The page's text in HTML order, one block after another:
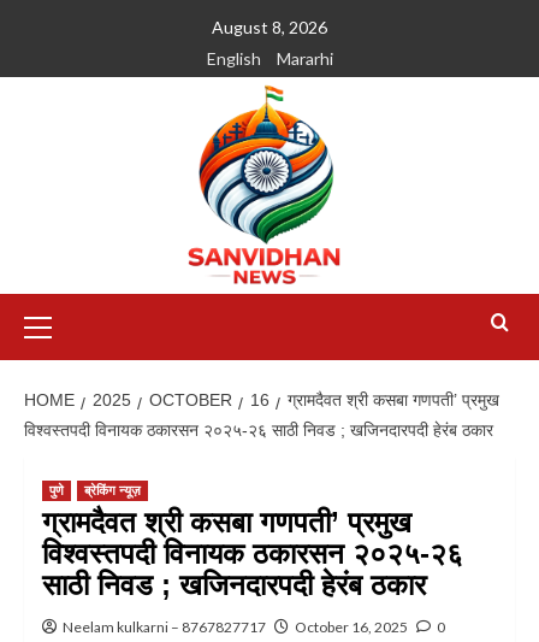
August 8, 2026
English
Mararhi
HOME 2025 OCTOBER 16
ग्रामदैवत श्री कसबा गणपती’ प्रमुख
विश्वस्तपदी विनायक ठकारसन २०२५-२६ साठी निवड ; खजिनदारपदी हेरंब ठकार
पुणे ब्रेकिंग न्यूज़
ग्रामदैवत श्री कसबा गणपती’ प्रमुख
विश्वस्तपदी विनायक ठकारसन २०२५-२६
साठी निवड ; खजिनदारपदी हेरंब ठकार
Neelam kulkarni – 8767827717 October 16, 2025 0